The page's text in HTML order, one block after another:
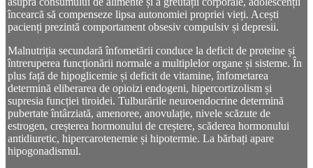
încearcă să compenseze lipsa autonomiei propriei vieți. Acești
pacienți prezintă comportament obsesiv compulsiv și depresii.
Malnutriția secundară înfometării conduce la deficit de proteine și
întreruperea funcționării normale a multiplelor organe și sisteme. În
plus față de hipoglicemie și deficit de vitamine, înfometarea
determină eliberarea de opioizi endogeni, hipercortizolism și
supresia funcției tiroidei. Tulburările neuroendocrine determină
pubertate întârziată, amenoree, anovulație, nivele scăzute de
estrogen, creșterea hormonului de creștere, scăderea hormonului
antidiuretic, hipercarotenemie și hipotermie. La bărbați apare
hipogonadismul.